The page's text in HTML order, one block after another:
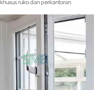
khusus ruko dan perkantoran